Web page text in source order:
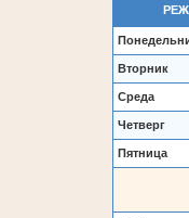
Вторник
Среда
Четверг
Пятница